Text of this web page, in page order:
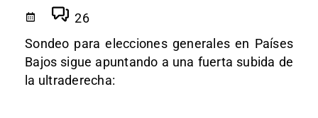
26
Sondeo para elecciones generales en Países
Bajos sigue apuntando a una fuerta subida de
la ultraderecha: